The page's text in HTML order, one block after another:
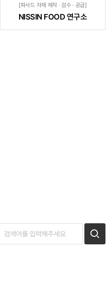
[파사드 자재 제작 · 검수 · 공급]
NISSIN FOOD 연구소